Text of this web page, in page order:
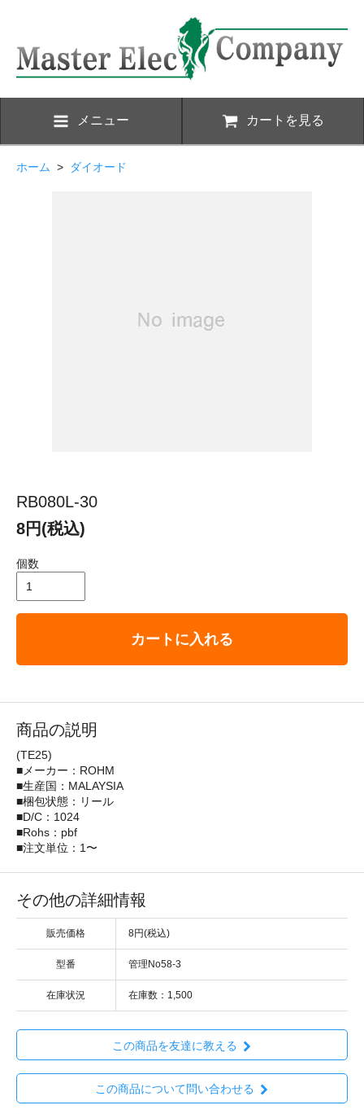
メニュー カートを見る
ホーム > ダイオード
RB080L-30
8円(税込)
個数
カートに入れる
商品の説明
(TE25)
■メーカー：ROHM
■生産国：MALAYSIA
■梱包状態：リール
■D/C：1024
■Rohs：pbf
■注文単位：1〜
その他の詳細情報
販売価格 8円(税込)
型番 管理No58-3
在庫状況 在庫数：1,500
この商品を友達に教える
この商品について問い合わせる